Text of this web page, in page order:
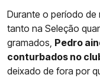
Durante o período
tanto na Seleção
gramados, Pedro
conturbados no
deixado de fora por